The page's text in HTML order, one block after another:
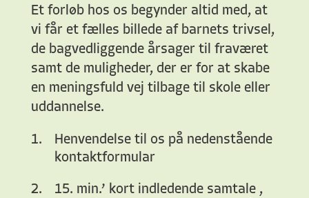
Et forløb hos os begynder altid med, at
vi får et fælles billede af barnets trivsel,
de bagvedliggende årsager til fraværet
samt de muligheder, der er for at skabe
en meningsfuld vej tilbage til skole eller
uddannelse.
Henvendelse til os på nedenstående
kontaktformular
15. min.’ kort indledende samtale ,